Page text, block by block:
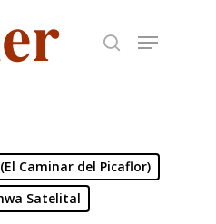
Caminar del Picaflor)
Satelital